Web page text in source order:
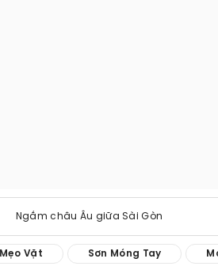
Ngắm châu Âu giữa Sài Gòn
Mẹo Vặt Sơn Móng Tay